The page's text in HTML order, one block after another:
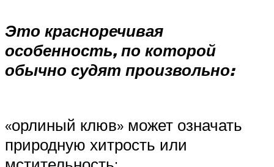
Это красноречивая
особенность, по которой
обычно судят произвольно:
«орлиный клюв» может означать
природную хитрость или